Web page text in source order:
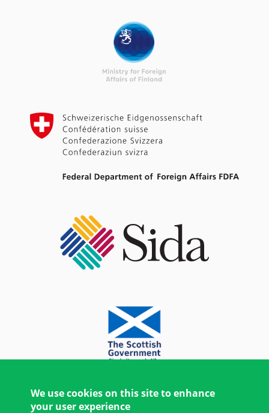
We use cookies on this site to enhance
your user experience